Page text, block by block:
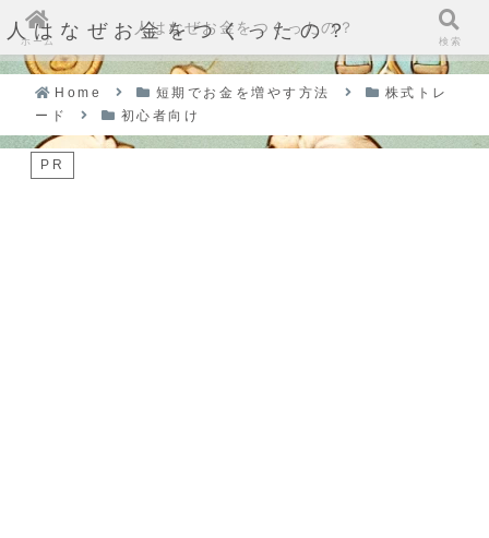
人はなぜお金をつくったの？
Home 短期でお金を増やす方法
株式トレ
ード
初心者向け
PR
ホーム
人はなぜお金をつくったの？
検索